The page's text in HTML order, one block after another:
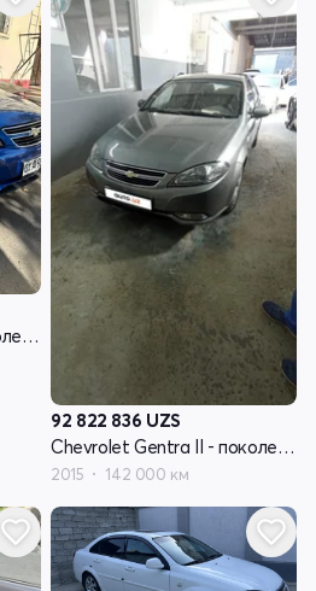
Chevrolet Gentra II - поколение
92 822 836 UZS
Chevrolet Gentra II - поколение
2015 142 000 км